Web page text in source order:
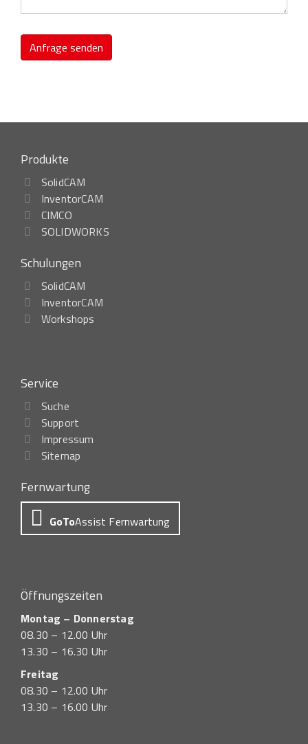
Produkte
SolidCAM
InventorCAM
CIMCO
SOLIDWORKS
Schulungen
SolidCAM
InventorCAM
Workshops
Service
Suche
Support
Impressum
Sitemap
Fernwartung
GoToAssist Fernwartung
Öffnungszeiten
Montag – Donnerstag
08.30 – 12.00 Uhr
13.30 – 16.30 Uhr
Freitag
08.30 – 12.00 Uhr
13.30 – 16.00 Uhr